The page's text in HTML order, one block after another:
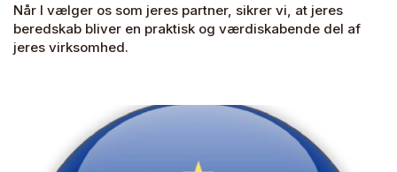
Når I vælger os som jeres partner, sikrer vi, at jeres
beredskab bliver en praktisk og værdiskabende del af
jeres virksomhed.